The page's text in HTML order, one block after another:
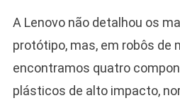
A Lenovo não detalhou os
protótipo, mas, em robôs de
encontramos quatro
plásticos de alto impacto,